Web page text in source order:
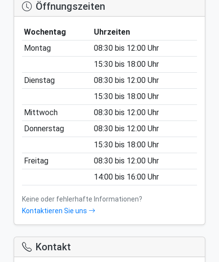
Öffnungszeiten
Wochentag
Uhrzeiten
Montag
08:30 bis 12:00 Uhr
15:30 bis 18:00 Uhr
Dienstag
08:30 bis 12:00 Uhr
15:30 bis 18:00 Uhr
Mittwoch
08:30 bis 12:00 Uhr
Donnerstag
08:30 bis 12:00 Uhr
15:30 bis 18:00 Uhr
Freitag
08:30 bis 12:00 Uhr
14:00 bis 16:00 Uhr
Keine oder fehlerhafte Informationen?
Kontaktieren Sie uns
Kontakt